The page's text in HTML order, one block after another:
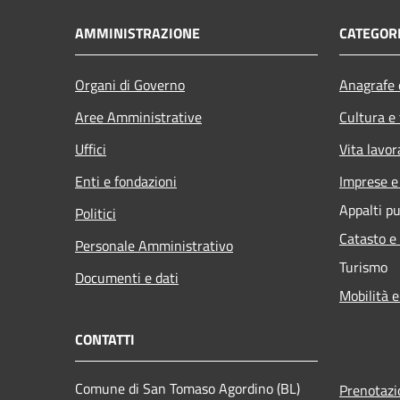
AMMINISTRAZIONE
Organi di Governo
Aree Amministrative
Uffici
Enti e fondazioni
Politici
Personale Amministrativo
Documenti e dati
Cultura
Vita
Imprese
Appalti
Catasto
Turismo
Mobilità
CONTATTI
Comune di San Tomaso Agordino (BL)